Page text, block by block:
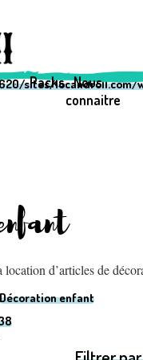
wp-content/
wp-content/
sites/
Packs Nous
connaitre
d’articles de
Décoration enfant